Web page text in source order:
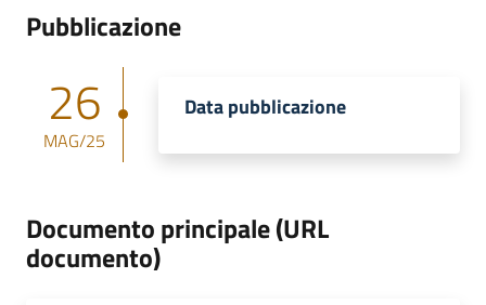
Pubblicazione
26
MAG/25
Data pubblicazione
Documento principale (URL
documento)